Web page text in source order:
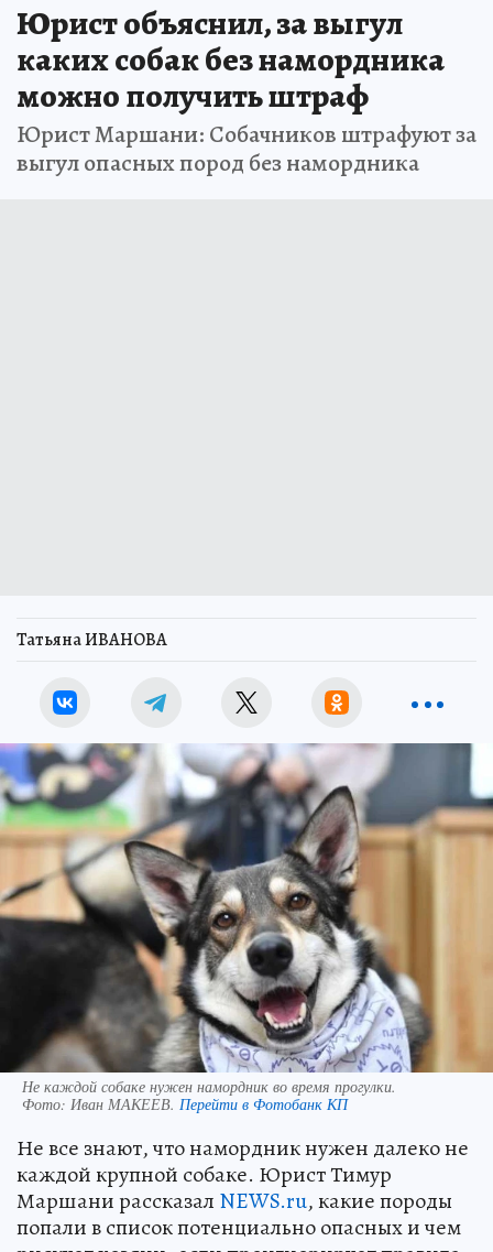
Юрист объяснил, за выгул
каких собак без намордника
можно получить штраф
Юрист Маршани: Собачников штрафуют за
выгул опасных пород без намордника
Татьяна ИВАНОВА
Не каждой собаке нужен намордник во время прогулки.
Фото: Иван МАКЕЕВ. Перейти в Фотобанк КП
Не все знают, что намордник нужен далеко не
каждой крупной собаке. Юрист Тимур
Маршани рассказал NEWS.ru, какие породы
попали в список потенциально опасных и чем